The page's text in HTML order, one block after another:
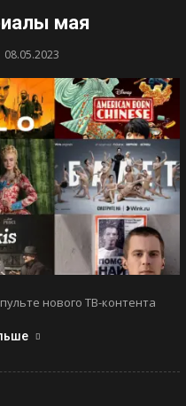
мая
08.05.2023
нового ТВ-контента